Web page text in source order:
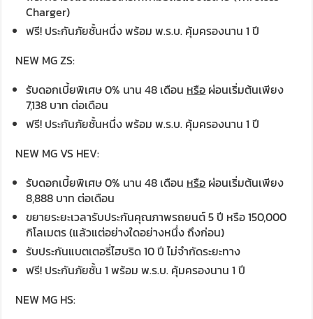
Charger)
ฟรี! ประกันภัยชั้นหนึ่ง พร้อม พ.ร.บ. คุ้มครองนาน 1 ปี
NEW MG ZS:
รับดอกเบี้ยพิเศษ 0% นาน 48 เดือน หรือ ผ่อนเริ่มต้นเพียง
7,138 บาท ต่อเดือน
ฟรี! ประกันภัยชั้นหนึ่ง พร้อม พ.ร.บ. คุ้มครองนาน 1 ปี
NEW MG VS HEV:
รับดอกเบี้ยพิเศษ 0% นาน 48 เดือน หรือ ผ่อนเริ่มต้นเพียง
8,888 บาท ต่อเดือน
ขยายระยะเวลารับประกันคุณภาพรถยนต์ 5 ปี หรือ 150,000
กิโลเมตร (แล้วแต่อย่างใดอย่างหนึ่ง ถึงก่อน)
รับประกันแบตเตอรี่ไฮบริด 10 ปี ไม่จำกัดระยะทาง
ฟรี! ประกันภัยชั้น 1 พร้อม พ.ร.บ. คุ้มครองนาน 1 ปี
NEW MG HS: